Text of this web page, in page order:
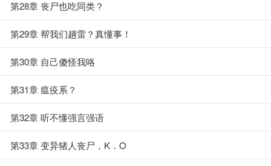
第28章 丧尸也吃同类？
第29章 帮我们趟雷？真懂事！
第30章 自己傻怪我咯
第31章 瘟疫系？
第32章 听不懂强言强语
第33章 变异猪人丧尸，K．O